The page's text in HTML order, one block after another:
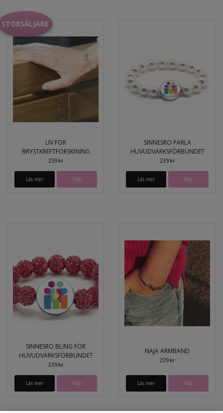
STORSÄLJARE
LIV FOR
BRYSTKREFTFORSKINING
259 kr
Läs mer Köp
SINNESRO PÄRLA
HUVUDVÄRKSFÖRBUNDET
239 kr
Läs mer
SINNESRO BLING FÖR
HUVUDVÄRKSFÖRBUNDET
239 kr
Läs mer
NAJA ARMBAND
229 kr
Läs mer Köp